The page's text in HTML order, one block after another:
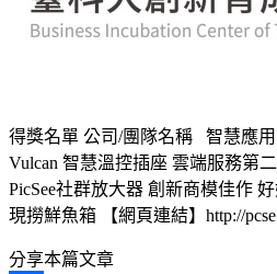
得獎名單 公司/團隊名稱 智慧應
Vulcan 智慧溫控插座 雲端服務第
PicSee社群放大器 創新商模佳作
現撈鮮魚箱 【網頁連結】http://
分享本篇文章